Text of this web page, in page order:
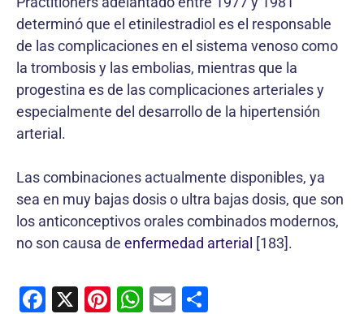
determinó que el etinilestradiol es el responsable
de las complicaciones en el sistema venoso como
la trombosis y las embolias, mientras que la
progestina es de las complicaciones arteriales y
especialmente del desarrollo de la hipertensión
arterial.
Las combinaciones actualmente disponibles, ya
sea en muy bajas dosis o ultra bajas dosis, que son
los anticonceptivos orales combinados modernos,
no son causa de enfermedad arterial [183].
F
X
Pi W E